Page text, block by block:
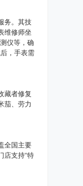
务。其技
维修师坐
仪等，确
，手表需
藏者修复
茄、劳力
全国主要
店支持“特